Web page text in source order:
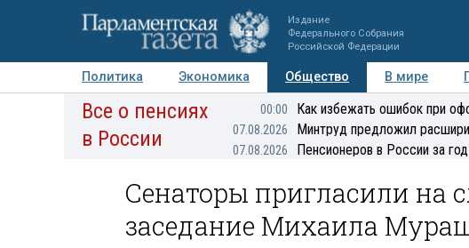
Издание
Федерального Собрания
Российской Федерации
Политика Экономика Общество В мире
Авторы Персоны Мнения Регионы
Все о пенсиях
в России
00:00 Как избежать ошибок при
07.08.2026 Минтруд предложил
07.08.2026 Пенсионеров в России за
Сенаторы пригласили на
заседание Михаила